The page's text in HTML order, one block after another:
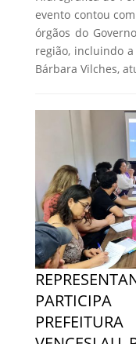
evento contou
órgãos do
região, incluindo
Bárbara Vilches,